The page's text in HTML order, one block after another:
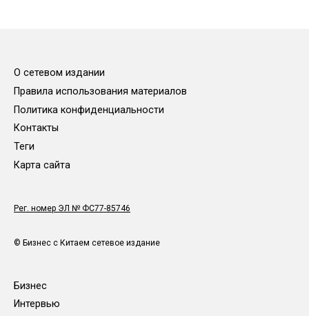
О сетевом издании
Правила использования материалов
Политика конфиденциальности
Контакты
Теги
Карта сайта
Рег. номер ЭЛ № ФС77-85746
© Бизнес с Китаем сетевое издание
Бизнес
Интервью